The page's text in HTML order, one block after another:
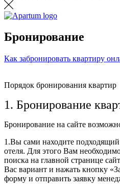
Бронирование
Как забронировать квартиру
Порядок бронирования квартир
1. Бронирование
Бронирование на сайте
1.Вы сами находите
отеля. Для этого Вам
поиска на главной странице
Вас вариант и нажать кнопку
форму и отправить заявку